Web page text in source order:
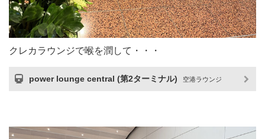
クレカラウンジで喉を潤して・・・
power lounge central (第2ターミナル) 空港ラウンジ